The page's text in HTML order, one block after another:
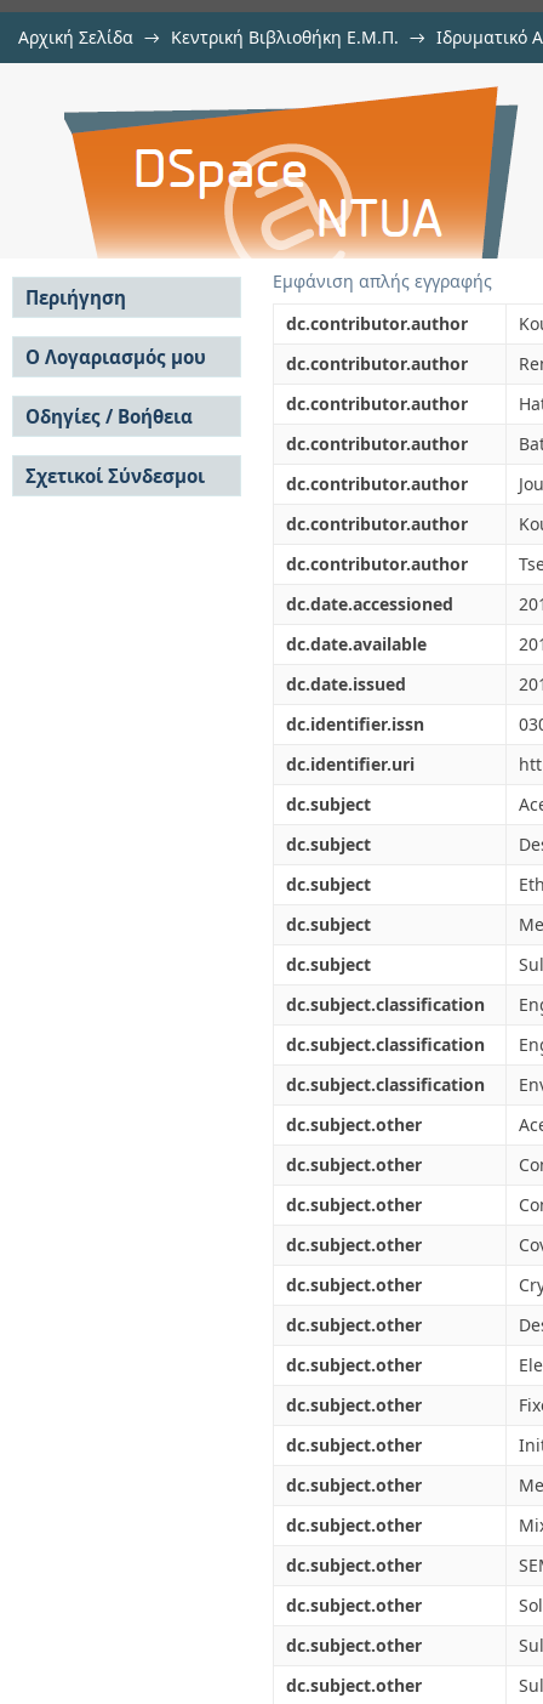
Αρχική Σελίδα → Κεντρική Βιβλιοθήκη Ε.Μ.Π. → Ιδρυματικό
Metal precipitation in an
bioreactor
Εμφάνιση απλής εγγραφής
dc.contributor.author
dc.contributor.author
dc.contributor.author
dc.contributor.author
dc.contributor.author
dc.contributor.author
dc.contributor.author
dc.date.accessioned
dc.date.available
dc.date.issued
dc.identifier.issn
dc.identifier.uri
dc.subject
dc.subject
dc.subject
dc.subject
dc.subject
dc.subject.classification
dc.subject.classification
dc.subject.classification
dc.subject.other
dc.subject.other
dc.subject.other
dc.subject.other
dc.subject.other
dc.subject.other
dc.subject.other
dc.subject.other
dc.subject.other
dc.subject.other
dc.subject.other
dc.subject.other
dc.subject.other
dc.subject.other
dc.subject.other
Περιήγηση
Σε όλο το DSpace
Κοινότητες & Συλλογές
Ανά Ημερομηνία
Έκδοσης
Συγγραφείς
Τίτλοι
Θέματα
Ο Λογαριασμός μου
Σύνδεση
Εγγραφή
Οδηγίες / Βοήθεια
Οδηγίες Υποβολής
Οδηγίες Χρήσης ΙΑ
Συχνές Ερωτήσεις
Σχετικοί Σύνδεσμοι